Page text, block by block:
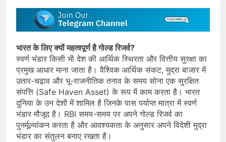
भारत के लिए क्यों महत्वपूर्ण है गोल्ड रिजर्व?
स्वर्ण भंडार किसी भी देश की आर्थिक स्थिरता और वित्तीय सुरक्षा का
प्रमुख आधार माना जाता है। वैश्विक आर्थिक संकट, मुद्रा बाजार में
उतार-चढ़ाव और भू-राजनीतिक तनाव के समय सोना एक सुरक्षित
संपत्ति (Safe Haven Asset) के रूप में काम करता है। भारत
दुनिया के उन देशों में शामिल है जिनके पास पर्याप्त मात्रा में स्वर्ण
भंडार मौजूद है। RBI समय-समय पर अपने गोल्ड रिजर्व का
पुनर्मूल्यांकन करता है और आवश्यकता के अनुसार अपने विदेशी मुद्रा
भंडार का संतुलन बनाए रखता है।